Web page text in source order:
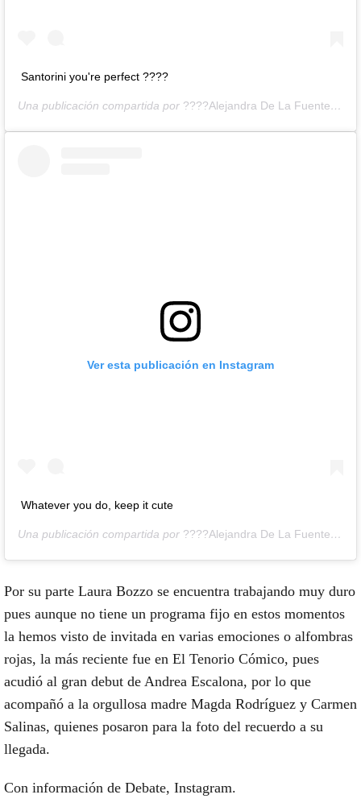
Santorini you're perfect ????
Una publicación compartida por ????Alejandra De La Fuente Bozzo????
Ver esta publicación en Instagram
Whatever you do, keep it cute
Una publicación compartida por ????Alejandra De La Fuente Bozzo????
Por su parte Laura Bozzo se encuentra trabajando muy duro
pues aunque no tiene un programa fijo en estos momentos
la hemos visto de invitada en varias emociones o alfombras
rojas, la más reciente fue en El Tenorio Cómico, pues
acudió al gran debut de Andrea Escalona, por lo que
acompañó a la orgullosa madre Magda Rodríguez y Carmen
Salinas, quienes posaron para la foto del recuerdo a su
llegada.
Con información de Debate, Instagram.